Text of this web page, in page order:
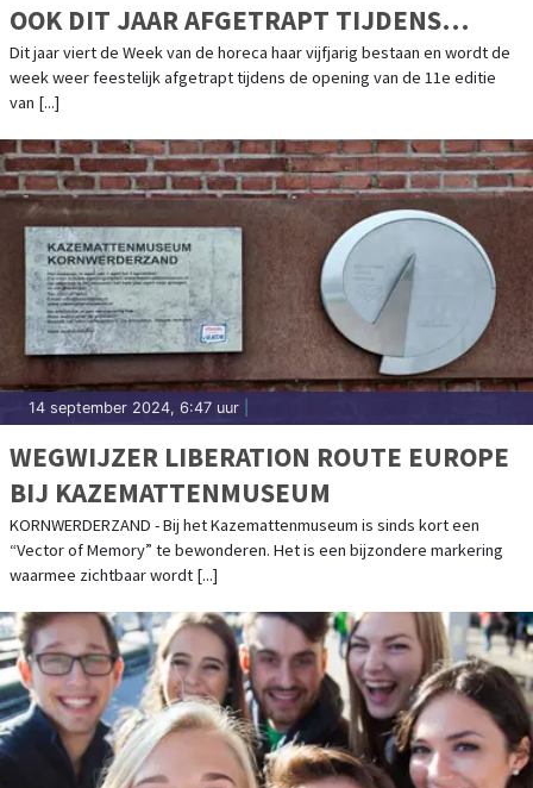
OOK DIT JAAR AFGETRAPT TIJDENS
OPENING GASTVRIJ ROTTERDAM
Dit jaar viert de Week van de horeca haar vijfjarig bestaan en wordt de
week weer feestelijk afgetrapt tijdens de opening van de 11e editie
van [...]
14 september 2024, 6:47 uur
WEGWIJZER LIBERATION ROUTE EUROPE
BIJ KAZEMATTENMUSEUM
KORNWERDERZAND - Bij het Kazemattenmuseum is sinds kort een
“Vector of Memory” te bewonderen. Het is een bijzondere markering
waarmee zichtbaar wordt [...]